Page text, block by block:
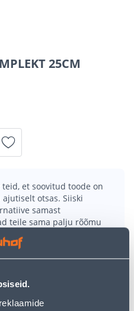
25CM
et soovitud toode on
otsas. Siiski
samast
teile sama palju rõõmu
siin lõppema - oma
avalehelevõi
Head ostlemist!